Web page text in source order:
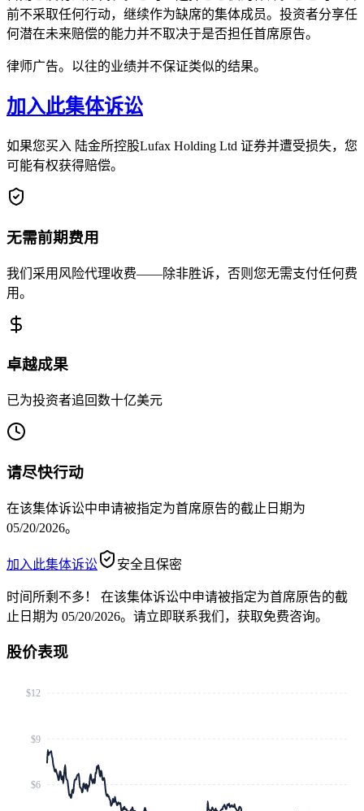
前不采取任何行动，继续作为缺席的集体成员。投资者分享任
何潜在未来赔偿的能力并不取决于是否担任首席原告。
律师广告。以往的业绩并不保证类似的结果。
加入此集体诉讼
如果您买入 陆金所控股Lufax Holding Ltd 证券并遭受损失，您
可能有权获得赔偿。
无需前期费用
我们采用风险代理收费——除非胜诉，否则您无需支付任何费
用。
卓越成果
已为投资者追回数十亿美元
请尽快行动
在该集体诉讼中申请被指定为首席原告的截止日期为
05/20/2026。
加入此集体诉讼 安全且保密
时间所剩不多！
在该集体诉讼中申请被指定为首席原告的截
止日期为 05/20/2026。请立即联系我们，获取免费咨询。
股价表现
$6
$9
$12